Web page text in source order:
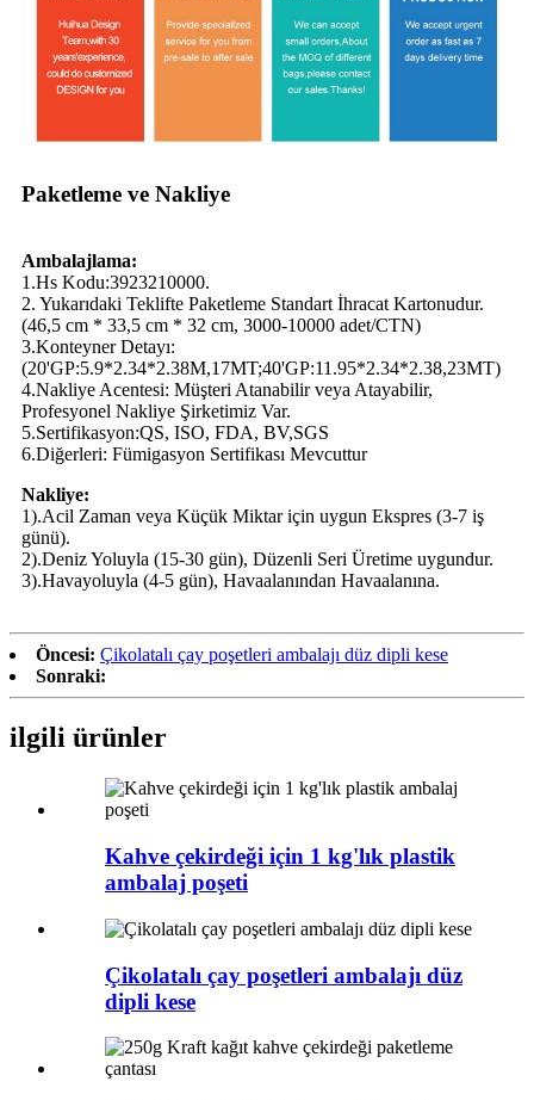
Paketleme ve Nakliye
Ambalajlama:
1.Hs Kodu:3923210000.
2. Yukarıdaki Teklifte Paketleme Standart İhracat Kartonudur.
(46,5 cm * 33,5 cm * 32 cm, 3000-10000 adet/CTN)
3.Konteyner Detayı:
(20'GP:5.9*2.34*2.38M,17MT;40'GP:11.95*2.34*2.38,23MT)
4.Nakliye Acentesi: Müşteri Atanabilir veya Atayabilir,
Profesyonel Nakliye Şirketimiz Var.
5.Sertifikasyon:QS, ISO, FDA, BV,SGS
6.Diğerleri: Fümigasyon Sertifikası Mevcuttur
Nakliye:
1).Acil Zaman veya Küçük Miktar için uygun Ekspres (3-7 iş
günü).
2).Deniz Yoluyla (15-30 gün), Düzenli Seri Üretime uygundur.
3).Havayoluyla (4-5 gün), Havaalanından Havaalanına.
Öncesi: Çikolatalı çay poşetleri ambalajı düz dipli kese
Sonraki:
ilgili ürünler
Kahve çekirdeği için 1 kg'lık plastik
ambalaj poşeti
Çikolatalı çay poşetleri ambalajı düz
dipli kese